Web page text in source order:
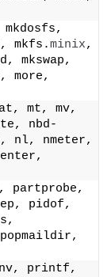
, mkfs.minix,
mkswap,
more,
mt, mv,
nbd-
nl, nmeter,
partprobe,
pidof,
printf,